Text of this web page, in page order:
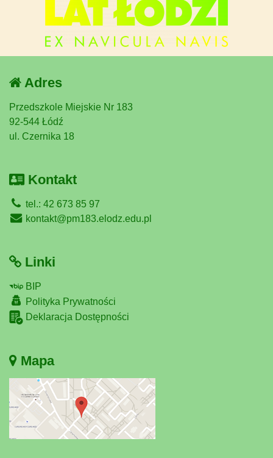
Adres
Przedszkole Miejskie Nr 183
92-544 Łódź
ul. Czernika 18
Kontakt
tel.: 42 673 85 97
kontakt@pm183.elodz.edu.pl
Linki
BIP
Polityka Prywatności
Deklaracja Dostępności
Mapa